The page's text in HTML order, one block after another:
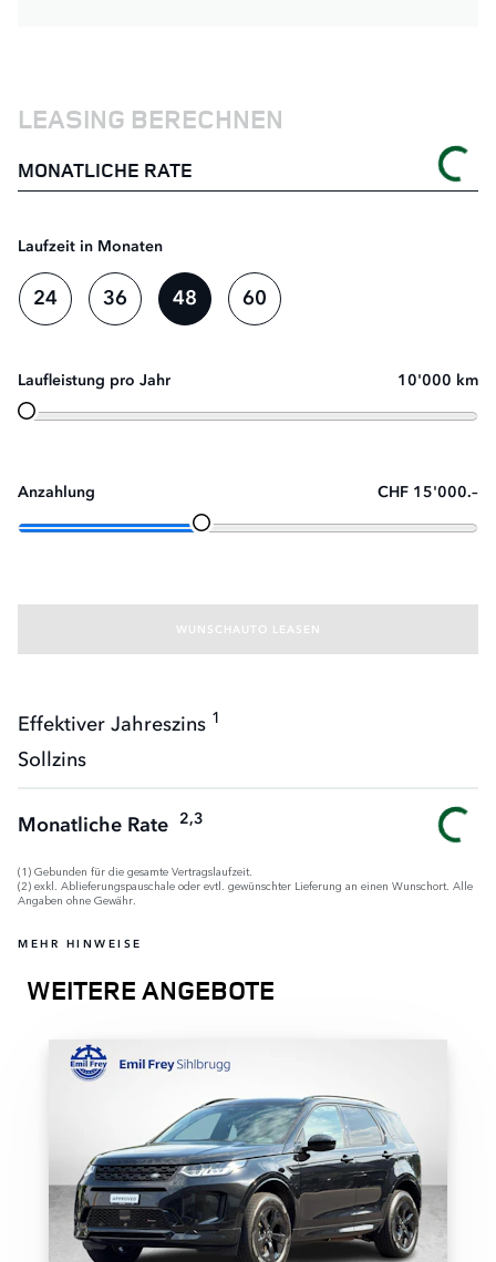
LEASING BERECHNEN
MONATLICHE RATE
Laufzeit in Monaten
24 36 48 60
Laufleistung pro Jahr 10'000 km
Anzahlung CHF 15'000.–
WUNSCHAUTO LEASEN
Effektiver Jahreszins 1
Sollzins
Monatliche Rate 2,3
(1) Gebunden für die gesamte Vertragslaufzeit.
(2) exkl. Ablieferungspauschale oder evtl. gewünschter Lieferung an einen Wunschort. Alle
Angaben ohne Gewähr.
MEHR HINWEISE
WEITERE ANGEBOTE